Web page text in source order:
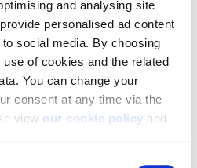
and analysing site
personalised ad content
social media. By choosing
of cookies and the related
You can change your
consent at any time via the
view our cookie policy and
a-t-il été utile ?